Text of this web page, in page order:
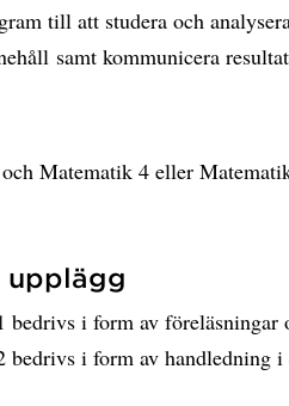
till att studera och
samt kommunicera
Matematik 4 eller
upplägg
bedrivs i form av föreläsningar
bedrivs i form av handledning i